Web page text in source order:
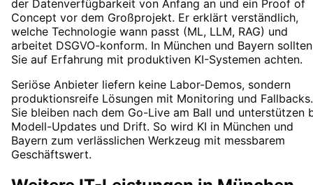
der Datenverfügbarkeit von Anfang an und ein Proof of
Concept vor dem Großprojekt. Er erklärt verständlich,
welche Technologie wann passt (ML, LLM, RAG) und
arbeitet DSGVO-konform. In München und Bayern sollten
Sie auf Erfahrung mit produktiven KI-Systemen achten.
Seriöse Anbieter liefern keine Labor-Demos, sondern
produktionsreife Lösungen mit Monitoring und Fallbacks.
Sie bleiben nach dem Go-Live am Ball und unterstützen
Modell-Updates und Drift. So wird KI in München und
Bayern zum verlässlichen Werkzeug mit messbarem
Geschäftswert.